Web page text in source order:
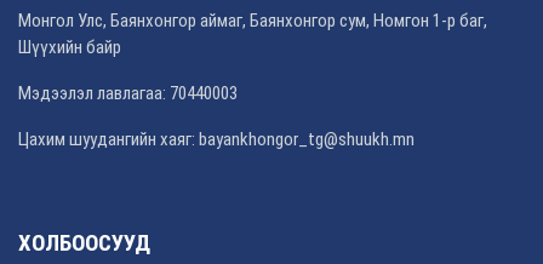
Монгол Улс, Баянхонгор аймаг, Баянхонгор сум, Номгон 1-р баг,
Шүүхийн байр
Мэдээлэл лавлагаа: 70440003
Цахим шуудангийн хаяг: bayankhongor_tg@shuukh.mn
ХОЛБООСУУД